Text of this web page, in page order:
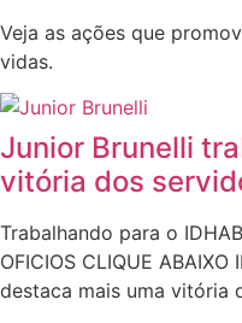
Veja as ações que
vidas.
Junior Brunelli
vitória dos
Trabalhando para o
OFICIOS CLIQUE
destaca mais uma vitória